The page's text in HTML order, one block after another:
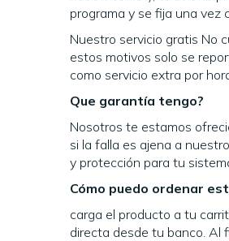
programa y se fija una vez
Nuestro servicio gratis No
estos motivos solo se
como servicio extra por
Que garantía tengo?
Nosotros te estamos
si la falla es ajena a
y protección para tu
Cómo puedo ordenar
carga el producto a tu
directa desde tu banco. Al